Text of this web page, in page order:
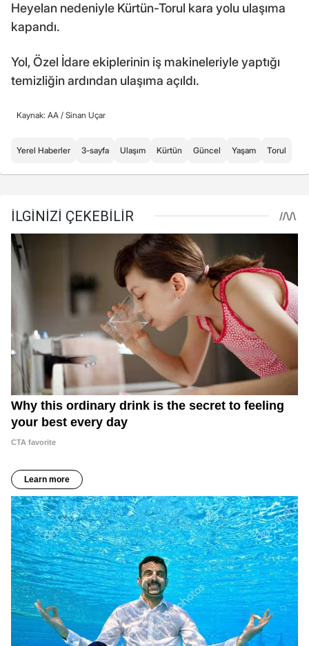
Heyelan nedeniyle Kürtün-Torul kara yolu ulaşıma
kapandı.
Yol, Özel İdare ekiplerinin iş makineleriyle yaptığı
temizliğin ardından ulaşıma açıldı.
Kaynak: AA / Sinan Uçar
Yerel Haberler 3-sayfa Ulaşım Kürtün Güncel Yaşam Torul